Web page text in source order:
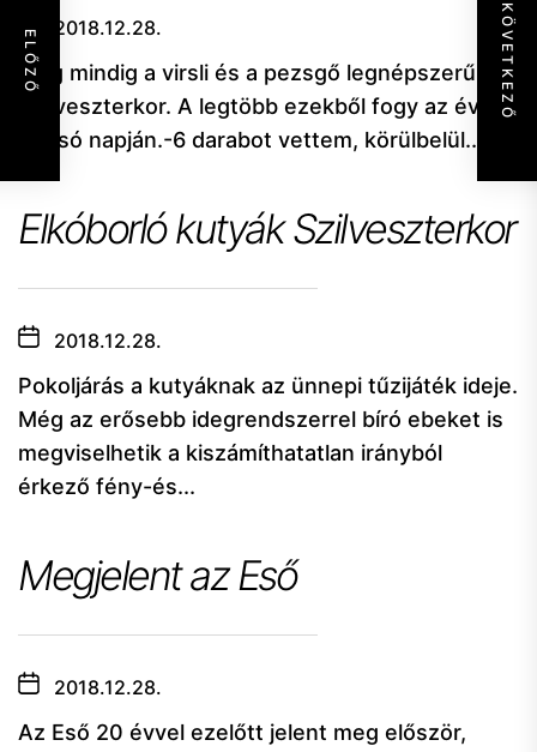
ELŐZŐ KÖVETKEZŐ
2018.12.28.
Még mindig a virsli és a pezsgő legnépszerűbb
Szilveszterkor. A legtöbb ezekből fogy az év
utolsó napján.-6 darabot vettem, körülbelül...
Elkóborló kutyák Szilveszterkor
2018.12.28.
Pokoljárás a kutyáknak az ünnepi tűzijáték ideje.
Még az erősebb idegrendszerrel bíró ebeket is
megviselhetik a kiszámíthatatlan irányból
érkező fény-és...
Megjelent az Eső
2018.12.28.
Az Eső 20 évvel ezelőtt jelent meg először,